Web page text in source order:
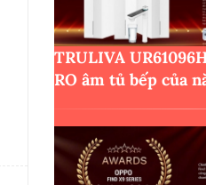
TRULIVA
RO âm tủ bếp của